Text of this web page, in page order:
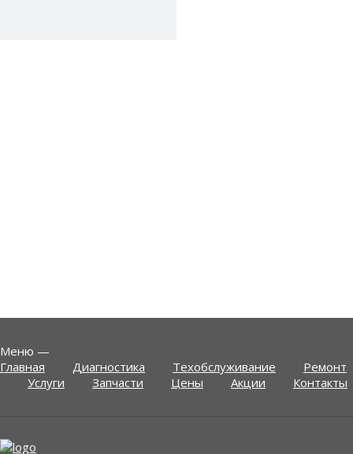
Меню —
Главная
Диагностика Техобслуживание
Ремонт
Услуги
Запчасти Цены Акции Контакты